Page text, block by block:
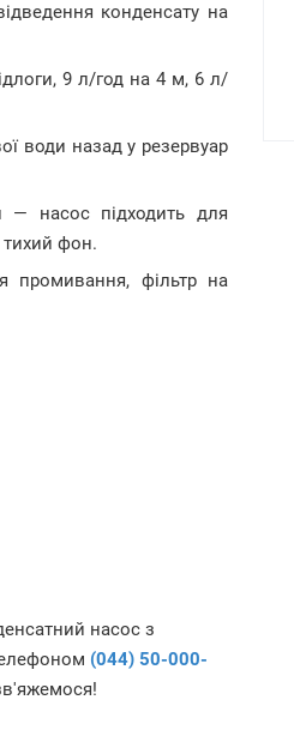
конденсату на
9 л/год на 4 м, 6 л/
води назад у резервуар
— насос підходить для
тихий фон.
промивання, фільтр на
насос з
(044) 50-000-